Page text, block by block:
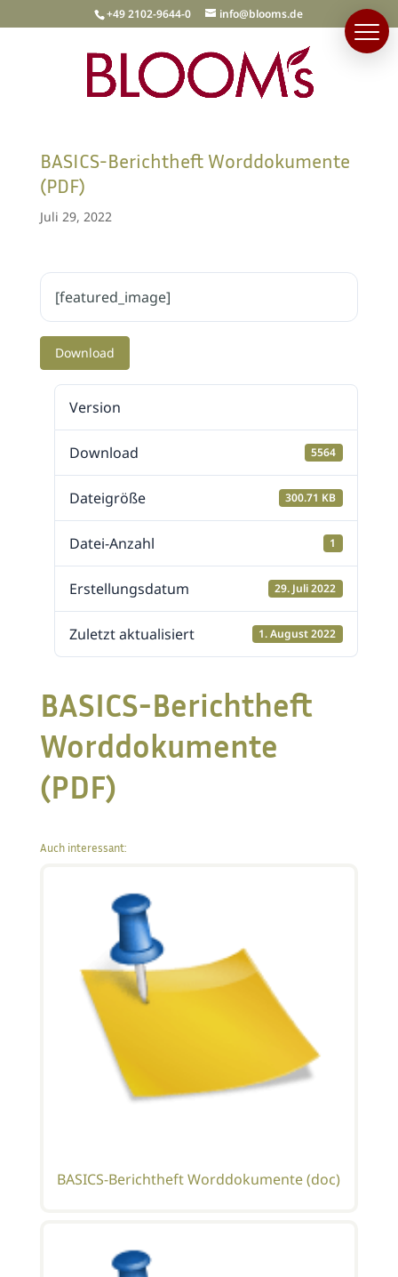
+49 2102-9644-0 info@blooms.de
BASICS-Berichtheft Worddokumente
(PDF)
Juli 29, 2022
[featured_image]
Download
Version
Download 5564
Dateigröße 300.71 KB
Datei-Anzahl 1
Erstellungsdatum 29. Juli 2022
Zuletzt aktualisiert 1. August 2022
BASICS-Berichtheft
Worddokumente
(PDF)
Auch interessant:
BASICS-Berichtheft Worddokumente (doc)